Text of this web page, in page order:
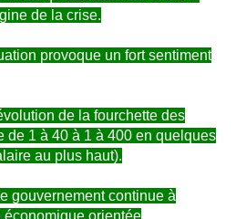
de la crise.
provoque un fort sentiment
de la fourchette des
de 1 à 40 à 1 à 400 en quelques
au plus haut).
gouvernement continue à